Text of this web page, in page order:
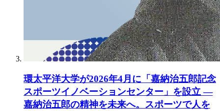
環太平洋大学が2026年4月に「嘉納治五郎記念
スポーツイノベーションセンター」を設立 ―
嘉納治五郎の精神を未来へ。スポーツで人を